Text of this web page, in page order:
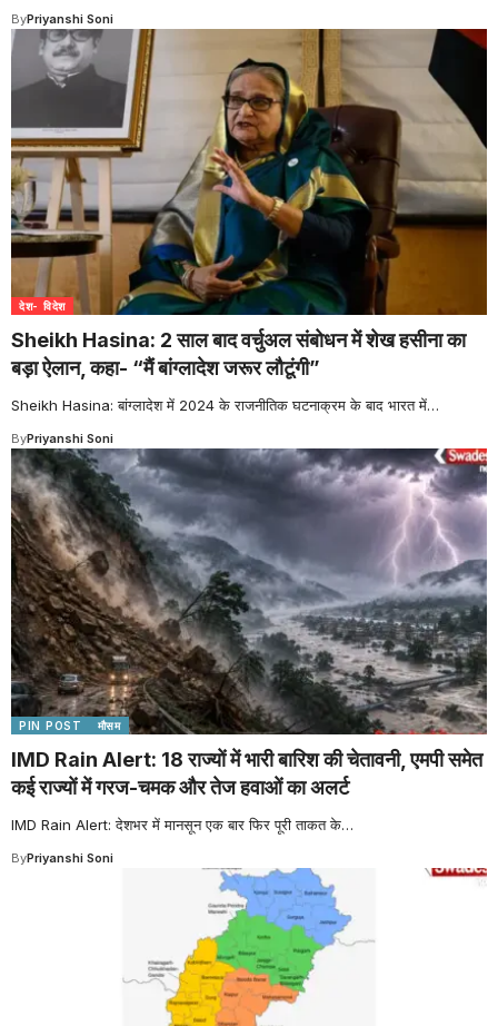
ByPriyanshi Soni
देश- विदेश
Sheikh Hasina: 2 साल बाद वर्चुअल संबोधन में शेख हसीना का
बड़ा ऐलान, कहा- “मैं बांग्लादेश जरूर लौटूंगी”
Sheikh Hasina: बांग्लादेश में 2024 के राजनीतिक घटनाक्रम के बाद भारत में…
ByPriyanshi Soni
PIN POST मौसम
IMD Rain Alert: 18 राज्यों में भारी बारिश की चेतावनी, एमपी समेत
कई राज्यों में गरज-चमक और तेज हवाओं का अलर्ट
IMD Rain Alert: देशभर में मानसून एक बार फिर पूरी ताकत के…
ByPriyanshi Soni